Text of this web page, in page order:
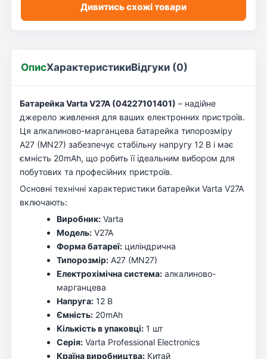
Дивитись схожі товари
ОписХарактеристикиВідгуки (0)
Батарейка Varta V27A (04227101401) – надійне
джерело живлення для ваших електронних пристроїв.
Ця алкалиново-марганцева батарейка типорозміру
A27 (MN27) забезпечує стабільну напругу 12 В і має
ємність 20mAh, що робить її ідеальним вибором для
побутових та професійних пристроїв.
Основні технічні характеристики батарейки Varta V27A
включають:
Виробник: Varta
Модель: V27A
Форма батареї: циліндрична
Типорозмір: A27 (MN27)
Електрохімічна система: алкалиново-
марганцева
Напруга: 12 В
Ємність: 20mAh
Кількість в упаковці: 1 шт
Серія: Varta Professional Electronics
Країна виробництва: Китай